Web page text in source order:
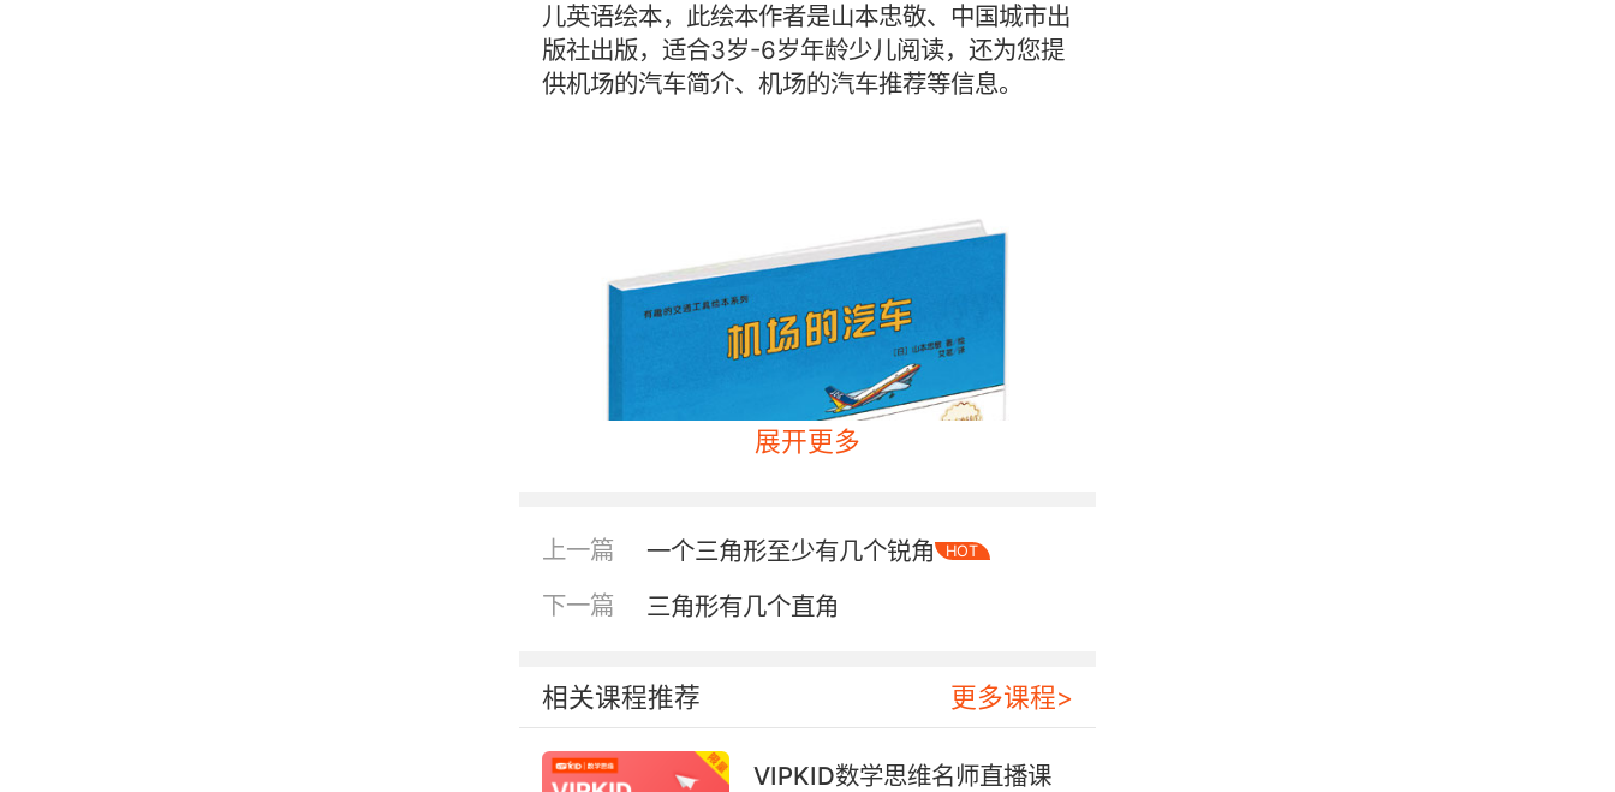
儿英语绘本，此绘本作者是山本忠敬、中国城市出
版社出版，适合3岁-6岁年龄少儿阅读，还为您提
供机场的汽车简介、机场的汽车推荐等信息。
展开更多
上一篇 一个三角形至少有几个锐角 HOT
下一篇 三角形有几个直角
相关课程推荐 更多课程>
VIPKID数学思维名师直播课